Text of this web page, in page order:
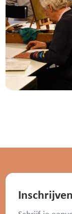
Inschrijven